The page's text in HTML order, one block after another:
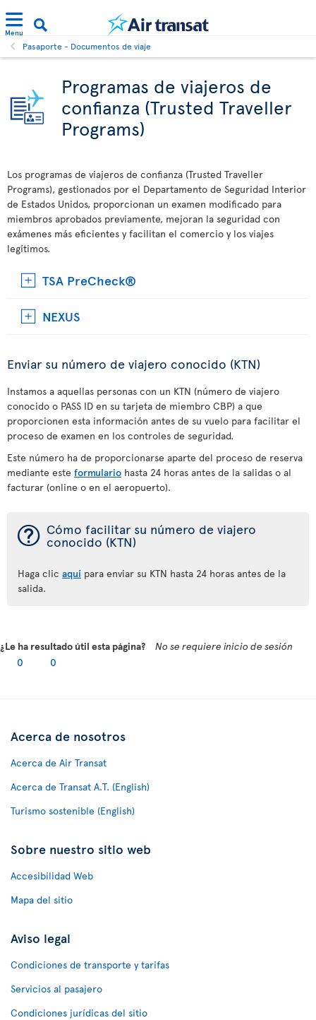
Menu
Pasaporte - Documentos de viaje
Programas de viajeros de
confianza (Trusted Traveller
Programs)
Los programas de viajeros de confianza (Trusted Traveller
Programs), gestionados por el Departamento de Seguridad Interior
de Estados Unidos, proporcionan un examen modificado para
miembros aprobados previamente, mejoran la seguridad con
exámenes más eficientes y facilitan el comercio y los viajes
legítimos.
TSA PreCheck®
NEXUS
Enviar su número de viajero conocido (KTN)
Instamos a aquellas personas con un KTN (número de viajero
conocido o PASS ID en su tarjeta de miembro CBP) a que
proporcionen esta información antes de su vuelo para facilitar el
proceso de examen en los controles de seguridad.
Este número ha de proporcionarse aparte del proceso de reserva
mediante este formulario hasta 24 horas antes de la salidas o al
facturar (online o en el aeropuerto).
¯ Cómo facilitar su número de viajero
conocido (KTN)
Haga clic aquí para enviar su KTN hasta 24 horas antes de la
salida.
¿Le ha resultado útil esta página?
No se requiere inicio de sesión
0
0
Acerca de nosotros
Acerca de Air Transat
Acerca de Transat A.T. (English)
Turismo sostenible (English)
Sobre nuestro sitio web
Accesibilidad Web
Mapa del sitio
Aviso legal
Condiciones de transporte y tarifas
Servicios al pasajero
Condiciones jurídicas del sitio